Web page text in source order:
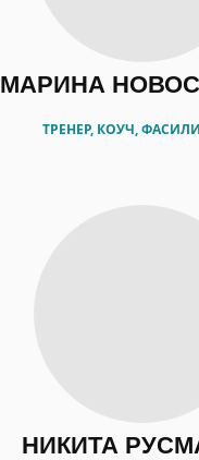
МАРИНА
ТРЕНЕР, КОУЧ,
НИКИТА